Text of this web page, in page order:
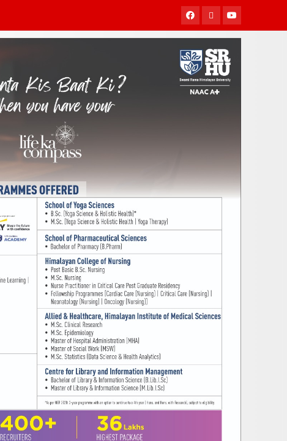
Facebook
TwitterYoutube